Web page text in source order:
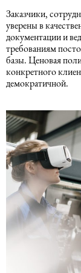
1C
Медиативное
Закон,
приватность и
Судебное право
Правовая
Закон о нефти и
Строительное
Заказчики,
уверены в
документации и
требованиям
базы. Ценовая
конкретного
демократичной.